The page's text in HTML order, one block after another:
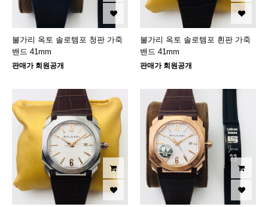
불가리 옥토 솔로템포 청판 가죽
밴드 41mm
판매가 회원공개
불가리 옥토 솔로템포 흰판 가죽
밴드 41mm
판매가 회원공개